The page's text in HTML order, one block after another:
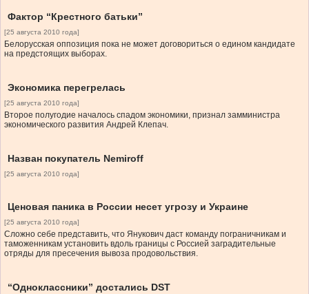
Фактор “Крестного батьки”
[25 августа 2010 года]
Белорусская оппозиция пока не может договориться о едином кандидате
на предстоящих выборах.
Экономика перегрелась
[25 августа 2010 года]
Второе полугодие началось спадом экономики, признал замминистра
экономического развития Андрей Клепач.
Назван покупатель Nemiroff
[25 августа 2010 года]
Ценовая паника в России несет угрозу и Украине
[25 августа 2010 года]
Сложно себе представить, что Янукович даст команду пограничникам и
таможенникам установить вдоль границы с Россией заградительные
отряды для пресечения вывоза продовольствия.
“Одноклассники” достались DST